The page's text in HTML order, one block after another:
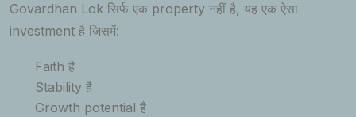
Govardhan Lok सिर्फ एक property नहीं है, यह एक ऐसा
investment है जिसमें:
Faith है
Stability है
Growth potential है